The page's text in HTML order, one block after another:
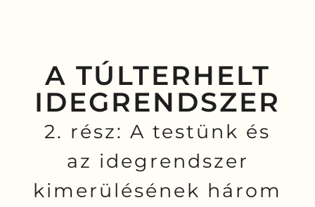
A TÚLTERHELT
IDEGRENDSZER
2. rész: A testünk és
az idegrendszer
kimerülésének három